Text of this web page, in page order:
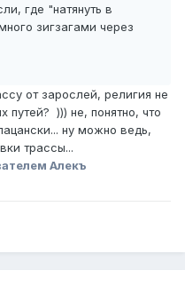
где "натянуть в
зигзагами через
от зарослей, религия не
))) не, понятно, что
ну можно ведь,
трассы...
Алекъ